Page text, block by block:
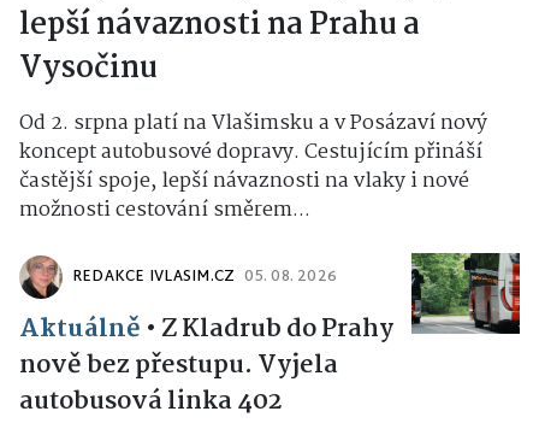
lepší návaznosti na Prahu a
Vysočinu
Od 2. srpna platí na Vlašimsku a v Posázaví nový
koncept autobusové dopravy. Cestujícím přináší
častější spoje, lepší návaznosti na vlaky i nové
možnosti cestování směrem...
REDAKCE IVLASIM.CZ 05. 08. 2026
Aktuálně • Z Kladrub do Prahy
nově bez přestupu. Vyjela
autobusová linka 402